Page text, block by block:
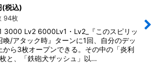
(税込)
94枚
Lv2 6000Lv1・Lv2_『このスピリッ
喚/アタック時』ターンに1回、自分のデッ
から3枚オープンできる。その中の「炎利
と、「鉄砲犬ザッシュ」以…